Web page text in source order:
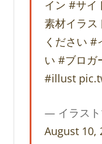
イン #サイ
素材イラス
ください #
い #ブロガ
#illust
— イラスト
August 10,